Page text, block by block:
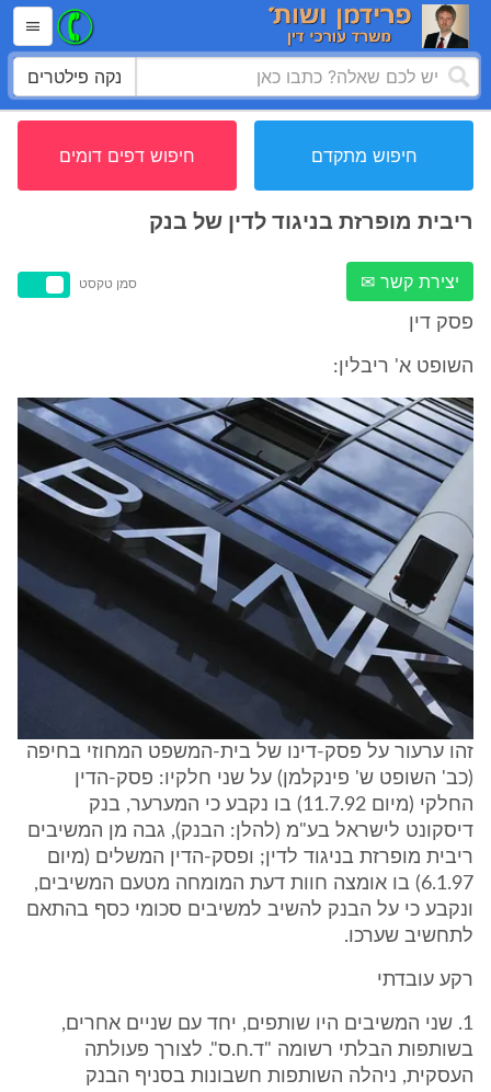
נקה פילטרים
חיפוש מתקדם חיפוש דפים דומים
ריבית מופרזת בניגוד לדין של בנק
יצירת קשר ✉ סמן טקסט
פסק דין
השופט א' ריבלין:
זהו ערעור על פסק-דינו של בית-המשפט המחוזי בחיפה
(כב' השופט ש' פינקלמן) על שני חלקיו: פסק-הדין
החלקי (מיום 11.7.92) בו נקבע כי המערער, בנק
דיסקונט לישראל בע"מ (להלן: הבנק), גבה מן המשיבים
ריבית מופרזת בניגוד לדין; ופסק-הדין המשלים (מיום
6.1.97) בו אומצה חוות דעת המומחה מטעם המשיבים,
ונקבע כי על הבנק להשיב למשיבים סכומי כסף בהתאם
לתחשיב שערכו.
רקע עובדתי
1. שני המשיבים היו שותפים, יחד עם שניים אחרים,
בשותפות הבלתי רשומה "ד.ח.ס". לצורך פעולתה
העסקית, ניהלה השותפות חשבונות בסניף הבנק